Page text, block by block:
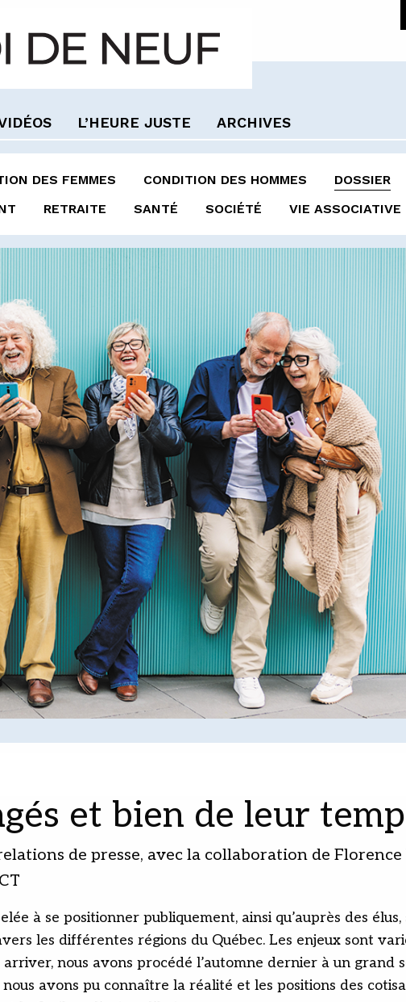
L’HEURE JUSTE ARCHIVES
DES FEMMES CONDITION DES HOMMES
DOSSIER
RETRAITE SANTÉ SOCIÉTÉ VIE ASSOCIATIVE
et bien de leur
de presse, avec la collaboration de
à se positionner publiquement, ainsi qu’auprès des
les différentes régions du Québec. Les enjeux sont
nous avons procédé l’automne dernier à un grand
avons pu connaître la réalité et les positions des